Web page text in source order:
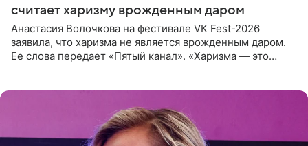
считает харизму врожденным даром
Анастасия Волочкова на фестивале VK Fest-2026
заявила, что харизма не является врожденным даром.
Ее слова передает «Пятый канал». «Харизма — это